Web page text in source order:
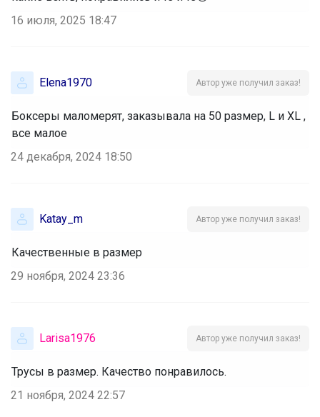
16 июля, 2025 18:47
Elena1970 Автор уже получил заказ!
Боксеры маломерят, заказывала на 50 размер, L и XL ,
все малое
24 декабря, 2024 18:50
Katay_m Автор уже получил заказ!
Качественные в размер
29 ноября, 2024 23:36
Larisa1976 Автор уже получил заказ!
Трусы в размер. Качество понравилось.
21 ноября, 2024 22:57